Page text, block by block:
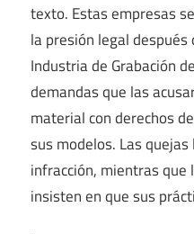
texto. Estas empresas
la presión legal después
Industria de Grabación
demandas que las
material con derechos
sus modelos. Las
infracción, mientras que
insisten en que sus